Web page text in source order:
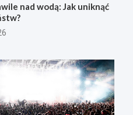
nad wodą: Jak uniknąć